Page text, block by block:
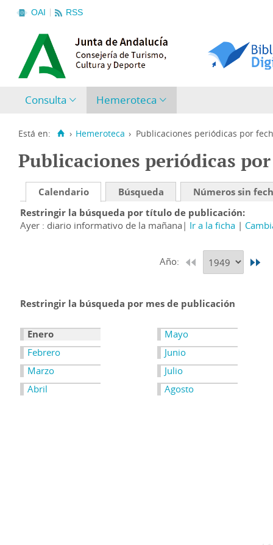
OAI RSS
Consulta Hemeroteca
Está en: › Hemeroteca › Publicaciones periódicas por
Publicaciones periódicas
Calendario Búsqueda
Números sin
Restringir la búsqueda por título de publicación
Ayer : diario informativo de la mañana
Ir a la ficha
Año:
Restringir la búsqueda por mes de publicación
Enero
Febrero
Marzo
Abril
Mayo
Junio
Julio
Agosto